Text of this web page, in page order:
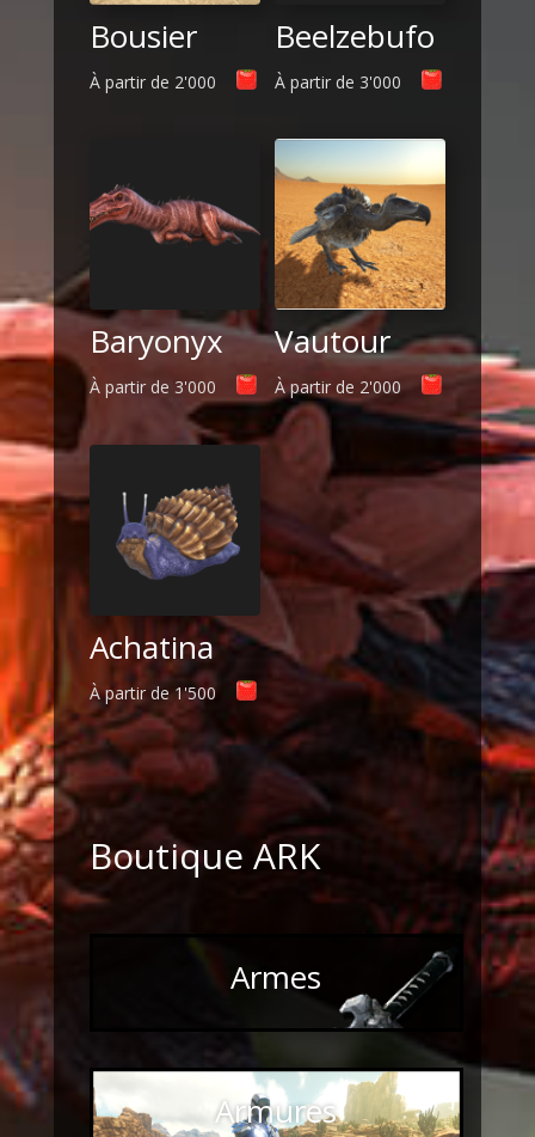
Bousier
À partir de 2'000
Beelzebufo
À partir de 3'000
Baryonyx
À partir de 3'000
Vautour
À partir de 2'000
Achatina
À partir de1'500
Boutique ARK
Armes
Armures